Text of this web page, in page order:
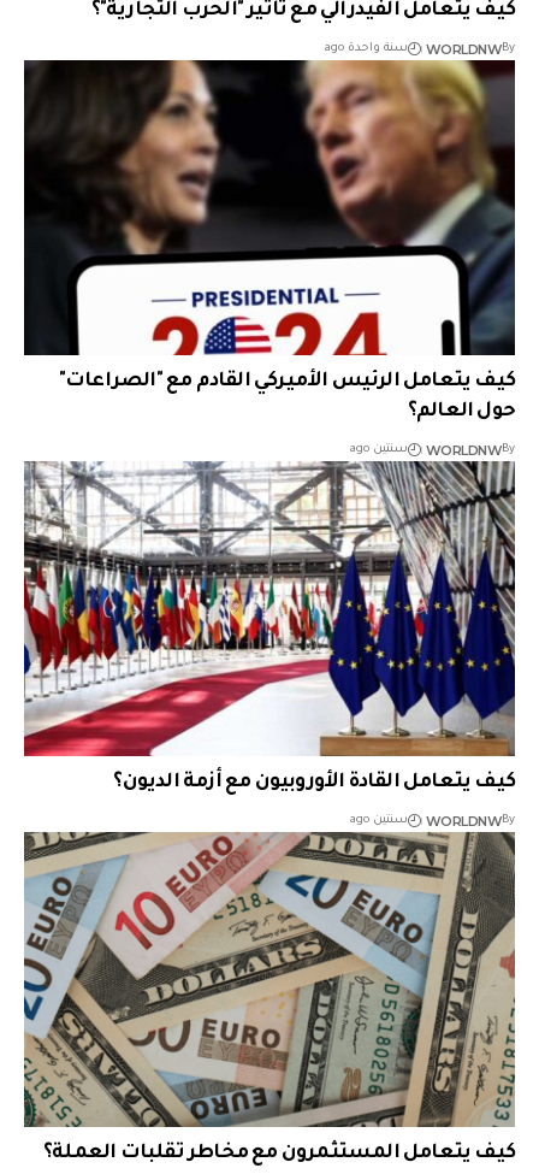
كيف يتعامل الفيدرالي مع تأثير "الحرب التجارية"؟
By
WORLDNW سنة واحدة ago
كيف يتعامل الرئيس الأميركي القادم مع "الصراعات"
حول العالم؟
By
WORLDNW سنتين ago
كيف يتعامل القادة الأوروبيون مع أزمة الديون؟
By
WORLDNW سنتين ago
كيف يتعامل المستثمرون مع مخاطر تقلبات العملة؟